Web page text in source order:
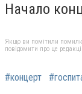
Начало
Якщо ви помітили
повідомити про це
#концерт